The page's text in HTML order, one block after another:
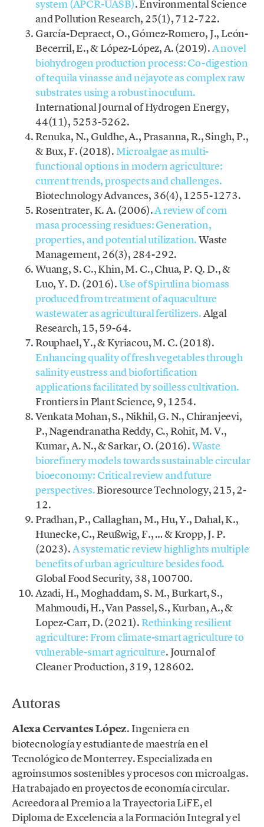
system (APCR-UASB). Environmental Science
and Pollution Research, 25(1), 712-722.
García-Depraect, O., Gómez-Romero, J., León-
Becerril, E., & López-López, A. (2019).A novel
biohydrogen production process: Co-digestion
of tequila vinasse and nejayote as complex raw
substrates using a robust inoculum.
International Journal of Hydrogen Energy,
44(11), 5253-5262.
Renuka, N., Guldhe, A., Prasanna, R., Singh, P.,
& Bux, F. (2018).Microalgae as multi-
functional options in modern agriculture:
current trends, prospects and challenges.
Biotechnology Advances, 36(4), 1255-1273.
Rosentrater, K. A. (2006).A review of corn
masa processing residues: Generation,
properties, and potential utilization.Waste
Management, 26(3), 284-292.
Wuang, S. C., Khin, M. C., Chua, P. Q. D., &
Luo, Y. D. (2016).Use of Spirulina biomass
produced from treatment of aquaculture
wastewater as agricultural fertilizers.Algal
Research, 15, 59-64.
Rouphael, Y., & Kyriacou, M. C. (2018).
Enhancing quality of fresh vegetables through
salinity eustress and biofortification
applications facilitated by soilless cultivation.
Frontiers in Plant Science, 9, 1254.
Venkata Mohan, S., Nikhil, G. N., Chiranjeevi,
P., Nagendranatha Reddy, C., Rohit, M. V.,
Kumar, A. N., & Sarkar, O. (2016).Waste
biorefinery models towards sustainable circular
bioeconomy: Critical review and future
perspectives.Bioresource Technology, 215, 2-
12.
Pradhan, P., Callaghan, M., Hu, Y., Dahal, K.,
Hunecke, C., Reußwig, F., … & Kropp, J. P.
(2023).A systematic review highlights multiple
benefits of urban agriculture besides food.
Global Food Security, 38, 100700.
Azadi, H., Moghaddam, S. M., Burkart, S.,
Mahmoudi, H., Van Passel, S., Kurban, A., &
Lopez-Carr, D. (2021). Rethinking resilient
agriculture: From climate-smart agriculture to
vulnerable-smart agriculture. Journal of
Cleaner Production, 319, 128602.
Autoras
Alexa Cervantes López. Ingeniera en
biotecnología y estudiante de maestría en el
Tecnológico de Monterrey. Especializada en
agroinsumos sostenibles y procesos con microalgas.
Ha trabajado en proyectos de economía circular.
Acreedora al Premio a la Trayectoria LiFE, el
Diploma de Excelencia a la Formación Integral y el